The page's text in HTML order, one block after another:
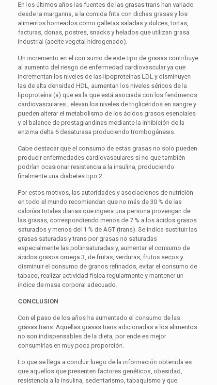
En los últimos años las fuentes de las grasas trans han variado
desde la margarina, a la comida frita con dichas grasas y los
alimentos horneados como galletas saladas y dulces, tortas,
facturas, donas, postres, snacks y helados que utilizan grasa
industrial (aceite vegetal hidrogenado).
Un incremento en el con sumo de este tipo de grasas contribuye
al aumento del riesgo de enfermedad cardiovascular ya que
incrementan los niveles de las lipoproteínas LDL y disminuyen
las de alta densidad HDL, aumentan los niveles séricos de la
lipoproteína (a) que es la que está asociada con los fenómenos
cardiovasculares , elevan los niveles de triglicéridos en sangre y
pueden alterar el metabolismo de los ácidos grasos esenciales
y el balance de prostaglandinas mediante la inhibición de la
enzima delta 6 desaturasa produciendo trombogénesis.
Cabe destacar que el consumo de estas grasas no solo pueden
producir enfermedades cardiovasculares si no que también
podrían ocasionar resistencia a la insulina, produciendo
finalmente una diabetes tipo 2.
Por estos motivos, las autoridades y asociaciones de nutrición
en todo el mundo recomiendan que no más de 30 % de las
calorías totales diarias que ingiera una persona provengan de
las grasas, correspondiendo menos de 7 % a los ácidos grasos
saturados y menos del 1 % de AGT (trans). Se indica sustituir las
grasas saturadas y trans por grasas no saturadas
especialmente las poliinsaturadas y, aumentar el consumo de
ácidos grasos omega 3, de frutas, verduras, frutos secos y
disminuir el consumo de granos refinados, evitar el consumo de
tabaco, realizar actividad física regularmente y mantener un
índice de masa corporal adecuado.
CONCLUSION
Con el paso de los años ha aumentado el consumo de las
grasas trans. Aquellas grasas trans adicionadas a los alimentos
no son indispensables de la dieta, por ende es mejor
consumirlas en muy poca proporción.
Lo que se llega a concluir luego de la información obtenida es
que aquellos que presenten factores genéticos, obesidad,
resistencia a la insulina, sedentarismo, tabaquismo y que